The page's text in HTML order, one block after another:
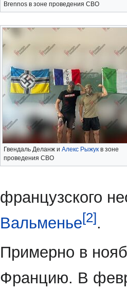
Brennos в зоне проведения СВО
Гвендаль Деланж и Алекс Рыжук в зоне
проведения СВО
французского
Вальменье[2].
Примерно в
Францию. В